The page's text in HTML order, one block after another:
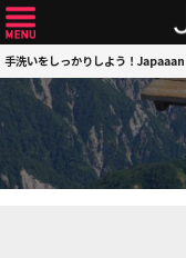
手洗いをしっかりしよう！Japaaan